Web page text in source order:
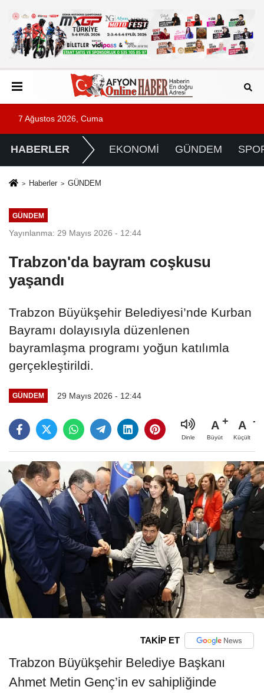
7 Ağustos 2026, Cuma
HABERLER EKONOMİ GÜNDEM
Haberler GÜNDEM
GÜNDEM
Yayınlanma: 29 Mayıs 2026 - 12:44
Trabzon'da bayram coşkusu
yaşandı
Trabzon Büyükşehir Belediyesi’nde Kurban
Bayramı dolayısıyla düzenlenen
bayramlaşma programı yoğun katılımla
gerçekleştirildi.
GÜNDEM 29 Mayıs 2026 - 12:44
Dinle
A
Büyüt
A
Küçült
TAKİP ET
Trabzon Büyükşehir Belediye Başkanı
Ahmet Metin Genç’in ev sahipliğinde